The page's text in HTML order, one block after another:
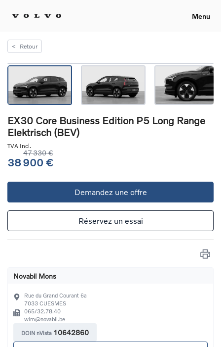
Menu
< Retour
EX30 Core Business Edition P5 Long Range
Elektrisch (BEV)
TVA Incl.
47 330 €
38 900 €
Demandez une offre
Réservez un essai
Novabil Mons
Rue du Grand Courant 6a
7033 CUESMES
065/32.78.40
wim@novabil.be
DOIN nVista 10642860